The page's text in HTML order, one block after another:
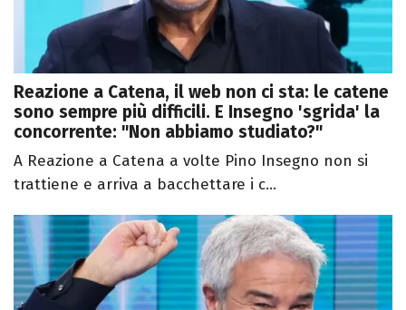
Reazione a Catena, il web non ci sta: le catene
sono sempre più difficili. E Insegno 'sgrida' la
concorrente: "Non abbiamo studiato?"
A Reazione a Catena a volte Pino Insegno non si
trattiene e arriva a bacchettare i c...